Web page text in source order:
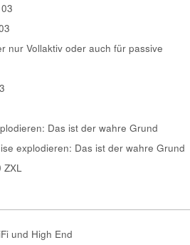
nur Vollaktiv oder auch für passive
Das ist der wahre Grund
explodieren: Das ist der wahre Grund
ZXL
und High End